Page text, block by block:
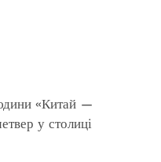
«Китай —
у столиці